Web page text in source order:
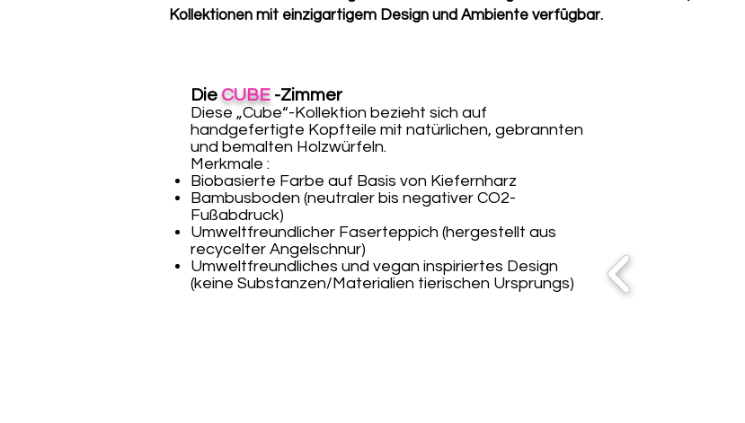
Kollektionen mit einzigartigem Design und Ambiente verfügbar.
Die CUBE -Zimmer
Diese „Cube“-Kollektion bezieht sich auf
handgefertigte Kopfteile mit natürlichen, gebrannten
und bemalten Holzwürfeln.
Merkmale :
Biobasierte Farbe auf Basis von Kiefernharz
Bambusboden (neutraler bis negativer CO2-
Fußabdruck)
Umweltfreundlicher Faserteppich (hergestellt aus
recycelter Angelschnur)
Umweltfreundliches und vegan inspiriertes Design
(keine Substanzen/Materialien tierischen Ursprungs)